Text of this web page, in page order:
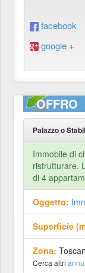
facebook
google +
OFFRO
Palazzo o
Immobile di
ristrutturare.
di 4
Oggetto:
Superficie
Zona:
Cerca altri